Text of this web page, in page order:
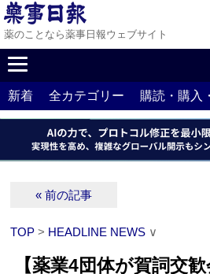
薬のことなら薬事日報ウェブサイト
新着 全カテゴリー 購読・購入
« 前の記事
TOP > HEADLINE NEWS ∨
【薬業4団体が賀詞交